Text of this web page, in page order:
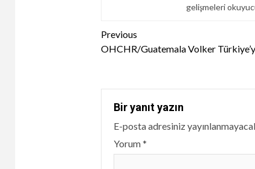
gelişmeleri
Continue
Reading
Previous
OHCHR/Guatemala Volker
Bir yanıt yazın
E-posta adresiniz
Yorum*